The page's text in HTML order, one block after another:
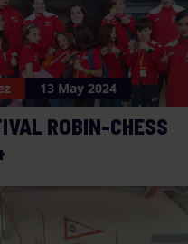
13 May 2024
ROBIN-CHESS